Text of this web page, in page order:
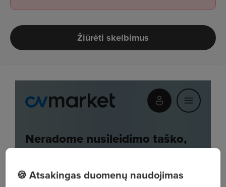
Žiūrėti skelbimus
🍪 Atsakingas duomenų naudojimas